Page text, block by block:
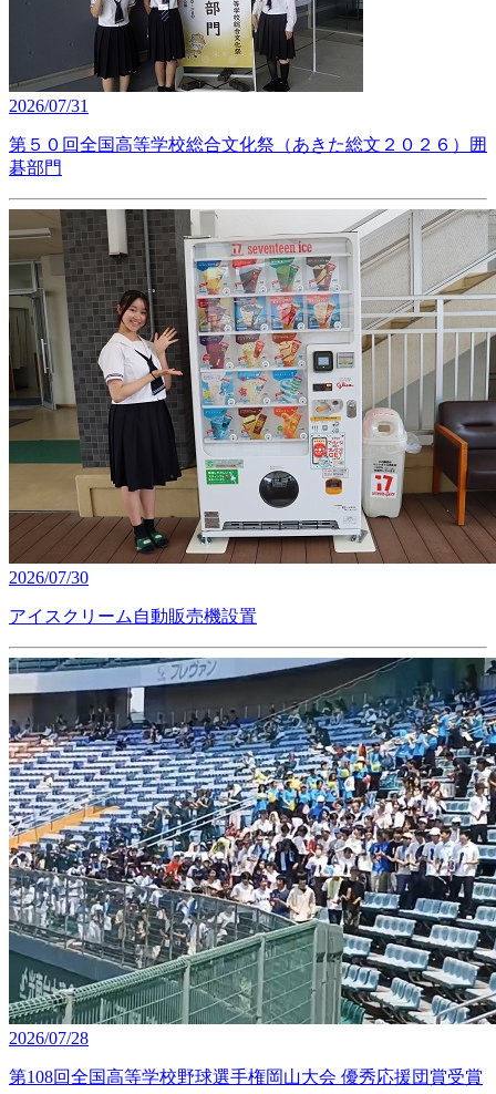
2026/07/31
第５０回全国高等学校総合文化祭（あきた総文２０２６）囲
碁部門
2026/07/30
アイスクリーム自動販売機設置
2026/07/28
第108回全国高等学校野球選手権岡山大会 優秀応援団賞受賞